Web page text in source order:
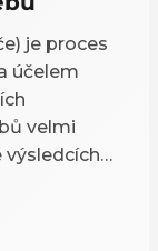
je proces
účelem
velmi
výsledcích
jim umožní
a v